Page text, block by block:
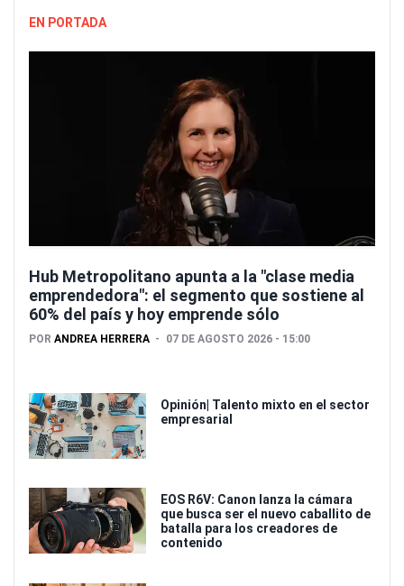
EN PORTADA
Hub Metropolitano apunta a la "clase media
emprendedora": el segmento que sostiene al
60% del país y hoy emprende sólo
POR ANDREA HERRERA 07 DE AGOSTO 2026 - 15:00
Opinión| Talento mixto en el sector
empresarial
EOS R6V: Canon lanza la cámara
que busca ser el nuevo caballito de
batalla para los creadores de
contenido